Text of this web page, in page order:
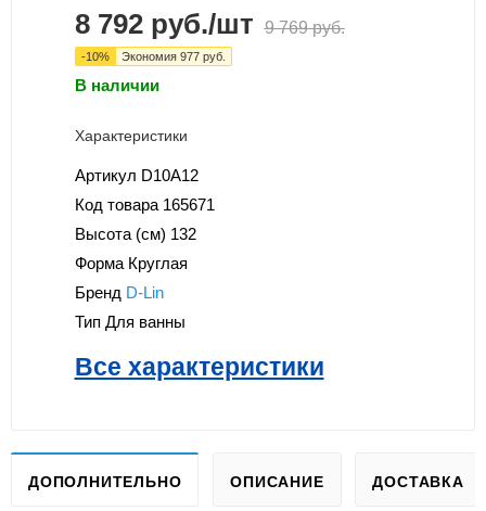
8 792руб./шт 9 769руб.
-10% Экономия 977руб.
В наличии
Характеристики
Артикул D10A12
Код товара 165671
Высота (см) 132
Форма Круглая
Бренд D-Lin
Тип Для ванны
Все характеристики
ДОПОЛНИТЕЛЬНО ОПИСАНИЕ ДОСТАВКА